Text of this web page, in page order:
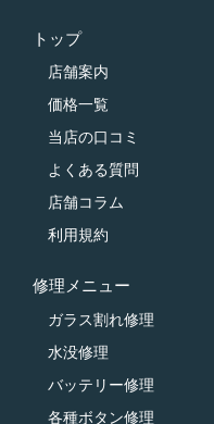
トップ
店舗案内
価格一覧
当店の口コミ
よくある質問
店舗コラム
利用規約
修理メニュー
ガラス割れ修理
水没修理
バッテリー修理
各種ボタン修理